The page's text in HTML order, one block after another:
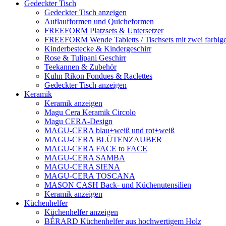
Gedeckter Tisch
Gedeckter Tisch anzeigen
Auflaufformen und Quicheformen
FREEFORM Platzsets & Untersetzer
FREEFORM Wende Tabletts / Tischsets mit zwei
Kinderbestecke & Kindergeschirr
Rose & Tulipani Geschirr
Teekannen & Zubehör
Kuhn Rikon Fondues & Raclettes
Gedeckter Tisch anzeigen
Keramik
Keramik anzeigen
Magu Cera Keramik Circolo
Magu CERA-Design
MAGU-CERA blau+weiß und rot+weiß
MAGU-CERA BLÜTENZAUBER
MAGU-CERA FACE to FACE
MAGU-CERA SAMBA
MAGU-CERA SIENA
MAGU-CERA TOSCANA
MASON CASH Back- und Küchenutensilien
Keramik anzeigen
Küchenhelfer
Küchenhelfer anzeigen
BÉRARD Küchenhelfer aus hochwertigem Holz